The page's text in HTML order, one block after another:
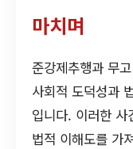
마치며
준강제추행과 무
사회적 도덕성과
입니다. 이러한
법적 이해도를 가